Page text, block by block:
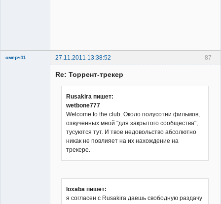
87
смерч11
27.11.2011 13:38:52
Re: Торрент-трекер
Rusakira пишет:
wetbone777
Welcome to the club. Около полусотни фильмов,
озвученных мной "для закрытого сообщества",
тусуются тут. И твое недовольство абсолютно
никак не повлияет на их нахождение на
трекере.
loxaba пишет:
я согласен с Rusakira даешь свободную раздачу